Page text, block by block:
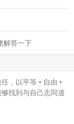
解答一下
，以平等 • 自由 •
找到与自己志同道